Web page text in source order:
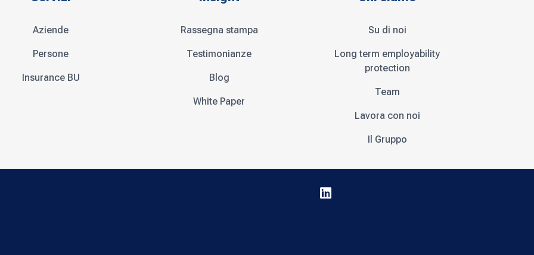
Aziende
Persone
Insurance BU
Rassegna stampa
Testimonianze
Blog
White Paper
Su di noi
Long term employability
protection
Team
Lavora con noi
Il Gruppo
